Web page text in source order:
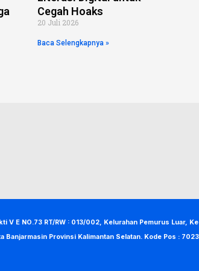
Cegah Hoaks
20 Juli 2026
Baca Selengkapnya »
V E NO.73 RT/RW : 013/002, Kelurahan Pemurus Luar,
Banjarmasin Provinsi Kalimantan Selatan. Kode Pos :